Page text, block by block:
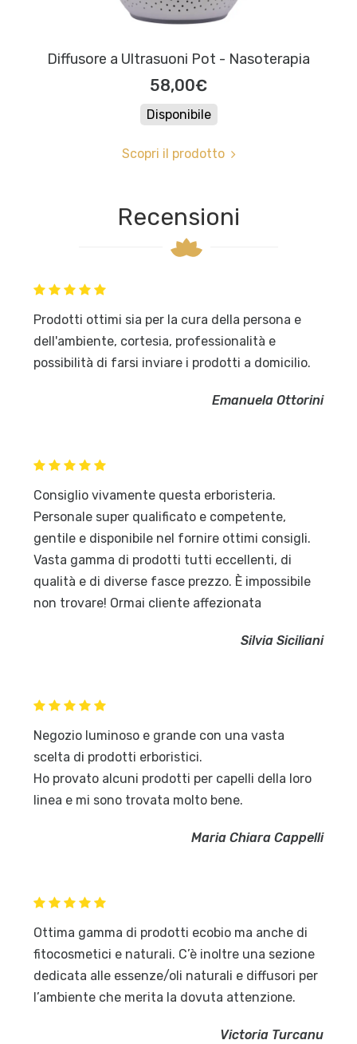
Diffusore a Ultrasuoni Pot - Nasoterapia
58,00€
Disponibile
Scopri il prodotto
Recensioni
Prodotti ottimi sia per la cura della persona e
dell'ambiente, cortesia, professionalità e
possibilità di farsi inviare i prodotti a domicilio.
Emanuela Ottorini
Consiglio vivamente questa erboristeria.
Personale super qualificato e competente,
gentile e disponibile nel fornire ottimi consigli.
Vasta gamma di prodotti tutti eccellenti, di
qualità e di diverse fasce prezzo. È impossibile
non trovare! Ormai cliente affezionata
Silvia Siciliani
Negozio luminoso e grande con una vasta
scelta di prodotti erboristici.
Ho provato alcuni prodotti per capelli della loro
linea e mi sono trovata molto bene.
Maria Chiara Cappelli
Ottima gamma di prodotti ecobio ma anche di
fitocosmetici e naturali. C’è inoltre una sezione
dedicata alle essenze/oli naturali e diffusori per
l’ambiente che merita la dovuta attenzione.
Victoria Turcanu